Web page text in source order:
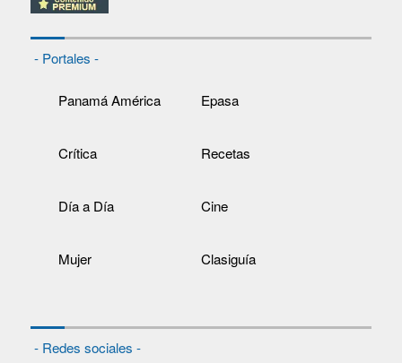
- Portales -
Panamá América Epasa
Crítica Recetas
Día a Día Cine
Mujer Clasiguía
- Redes sociales -